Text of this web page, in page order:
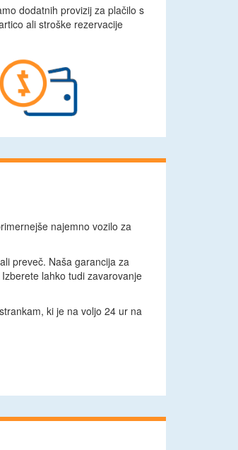
dodatnih provizij za plačilo s
ali stroške rezervacije
najemno vozilo za
preveč. Naša garancija za
lahko tudi zavarovanje
ki je na voljo 24 ur na